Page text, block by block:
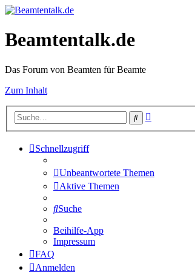
Beamtentalk.de
Das Forum von Beamten für Beamte
Zum Inhalt
Suche
Schnellzugriff
Unbeantwortete Themen
Aktive Themen
Suche
Beihilfe-App
Impressum
FAQ
Anmelden